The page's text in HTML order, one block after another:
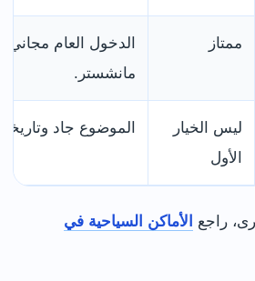
ممتاز
الدخول العام مجاني
مانشستر.
ليس الخيار
الأول
الموضوع جاد
راجع
الأماكن السياحية في